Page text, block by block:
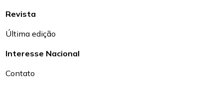
Revista
Última edição
Interesse Nacional
Contato